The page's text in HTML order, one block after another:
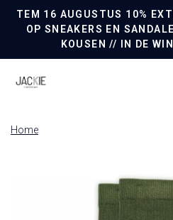
TEM 16 AUGUSTUS 10%
OP SNEAKERS EN
KOUSEN // IN DE
Home